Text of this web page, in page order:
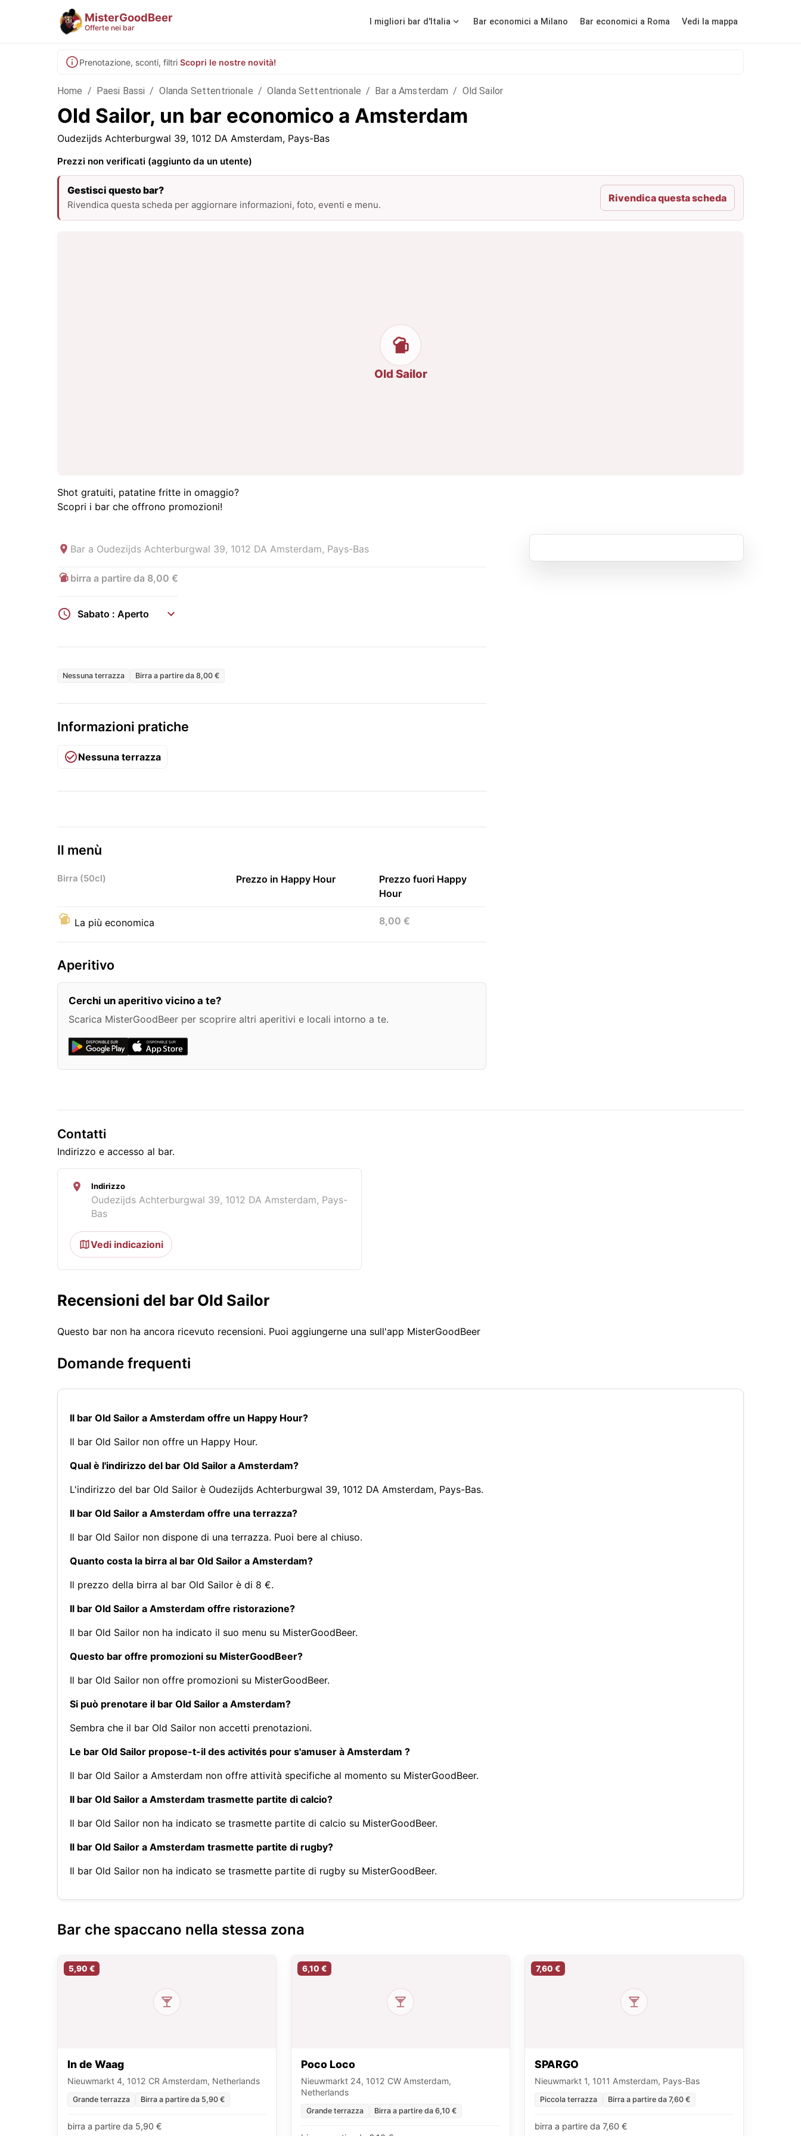
MisterGoodBeer
Offerte nei bar
I migliori bar d'Italia Bar economici a Milano Bar economici a Roma Vedi la mappa
Prenotazione, sconti, filtri Scopri le nostre novità!
Home / Paesi Bassi / Olanda Settentrionale / Olanda Settentrionale / Bar a Amsterdam / Old Sailor
Old Sailor, un bar economico a Amsterdam
Oudezijds Achterburgwal 39, 1012 DA Amsterdam, Pays-Bas
Prezzi non verificati (aggiunto da un utente)
Gestisci questo bar?
Rivendica questa scheda per aggiornare informazioni, foto, eventi e menu.
Rivendica questa scheda
Old Sailor
Shot gratuiti, patatine fritte in omaggio?
Scopri i bar che offrono promozioni!
Bar a Oudezijds Achterburgwal 39, 1012 DA Amsterdam, Pays-Bas
birra a partire da 8,00 €
Sabato : Aperto
Nessuna terrazza Birra a partire da 8,00 €
Informazioni pratiche
Nessuna terrazza
Il menù
Birra (50cl) Prezzo in Happy Hour
Prezzo fuori Happy
Hour
La più economica 8,00 €
Aperitivo
Cerchi un aperitivo vicino a te?
Scarica MisterGoodBeer per scoprire altri aperitivi e locali intorno a te.
Contatti
Indirizzo e accesso al bar.
Indirizzo
Oudezijds Achterburgwal 39, 1012 DA Amsterdam, Pays-
Bas
Vedi indicazioni
Recensioni del bar Old Sailor
Questo bar non ha ancora ricevuto recensioni. Puoi aggiungerne una sull'app MisterGoodBeer
Domande frequenti
Il bar Old Sailor a Amsterdam offre un Happy Hour?
Il bar Old Sailor non offre un Happy Hour.
Qual è l'indirizzo del bar Old Sailor a Amsterdam?
L'indirizzo del bar Old Sailor è Oudezijds Achterburgwal 39, 1012 DA Amsterdam, Pays-Bas.
Il bar Old Sailor a Amsterdam offre una terrazza?
Il bar Old Sailor non dispone di una terrazza. Puoi bere al chiuso.
Quanto costa la birra al bar Old Sailor a Amsterdam?
Il prezzo della birra al bar Old Sailor è di 8 €.
Il bar Old Sailor a Amsterdam offre ristorazione?
Il bar Old Sailor non ha indicato il suo menu su MisterGoodBeer.
Questo bar offre promozioni su MisterGoodBeer?
Il bar Old Sailor non offre promozioni su MisterGoodBeer.
Si può prenotare il bar Old Sailor a Amsterdam?
Sembra che il bar Old Sailor non accetti prenotazioni.
Le bar Old Sailor propose-t-il des activités pour s'amuser à Amsterdam ?
Il bar Old Sailor a Amsterdam non offre attività specifiche al momento su MisterGoodBeer.
Il bar Old Sailor a Amsterdam trasmette partite di calcio?
Il bar Old Sailor non ha indicato se trasmette partite di calcio su MisterGoodBeer.
Il bar Old Sailor a Amsterdam trasmette partite di rugby?
Il bar Old Sailor non ha indicato se trasmette partite di rugby su MisterGoodBeer.
Bar che spaccano nella stessa zona
5,90 €
In de Waag
Nieuwmarkt 4, 1012 CR Amsterdam, Netherlands
Grande terrazza Birra a partire da 5,90 €
birra a partire da 5,90 €
6,10 €
Poco Loco
Nieuwmarkt 24, 1012 CW Amsterdam,
Netherlands
Grande terrazza Birra a partire da 6,10 €
7,60 €
SPARGO
Nieuwmarkt 1, 1011 Amsterdam, Pays-Bas
Piccola terrazza Birra a partire da 7,60 €
birra a partire da 7,60 €